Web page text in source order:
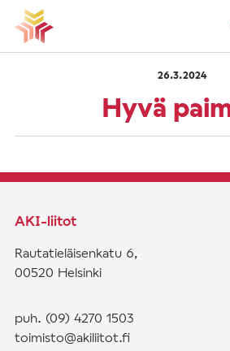
Vieritä
sisältöön
Etusivu Hyvä
26.3.2024
Hyvä
AKI-liitot
Rautatieläisenkatu 6,
00520 Helsinki
puh. (09) 4270 1503
toimisto@akiliitot.fi